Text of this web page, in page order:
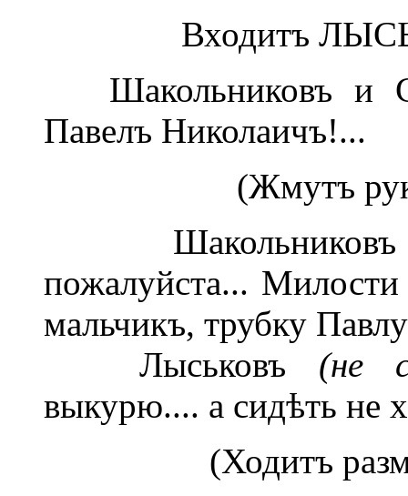
Входитъ
Шакольниковъ и
Павелъ Николаичъ!...
(Жмутъ
пожалуйста...
мальчикъ, трубку
Лыськовъ (не
выкурю.... а сидѣть не
(Ходитъ